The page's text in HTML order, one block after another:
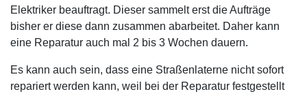
Elektriker beauftragt. Dieser sammelt erst die Aufträge
bisher er diese dann zusammen abarbeitet. Daher kann
eine Reparatur auch mal 2 bis 3 Wochen dauern.
Es kann auch sein, dass eine Straßenlaterne nicht sofort
repariert werden kann, weil bei der Reparatur festgestellt